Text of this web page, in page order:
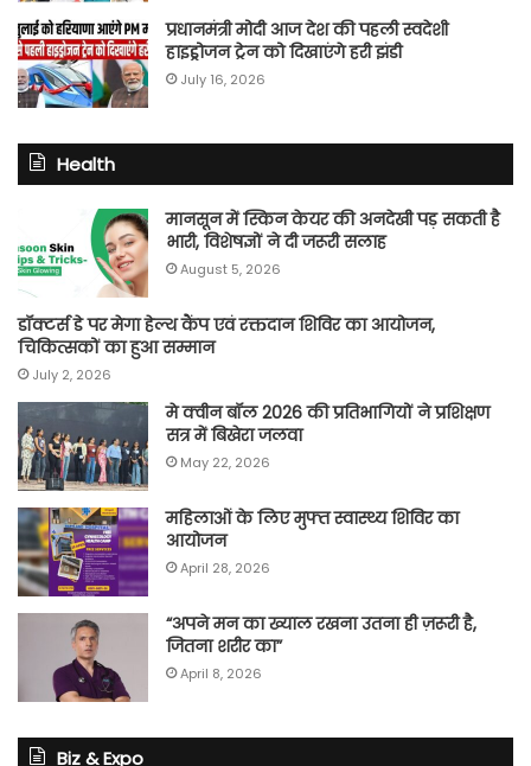
प्रधानमंत्री मोदी आज देश की पहली स्वदेशी
हाइड्रोजन ट्रेन को दिखाएंगे हरी झंडी
July 16, 2026
Health
मानसून में स्किन केयर की अनदेखी पड़ सकती है
भारी, विशेषज्ञों ने दी जरूरी सलाह
August 5, 2026
डॉक्टर्स डे पर मेगा हेल्थ कैंप एवं रक्तदान शिविर का आयोजन,
चिकित्सकों का हुआ सम्मान
July 2, 2026
मे क्वीन बॉल 2026 की प्रतिभागियों ने प्रशिक्षण
सत्र में बिखेरा जलवा
May 22, 2026
महिलाओं के लिए मुफ्त स्वास्थ्य शिविर का
आयोजन
April 28, 2026
“अपने मन का ख्याल रखना उतना ही ज़रूरी है,
जितना शरीर का”
April 8, 2026
Biz & Expo